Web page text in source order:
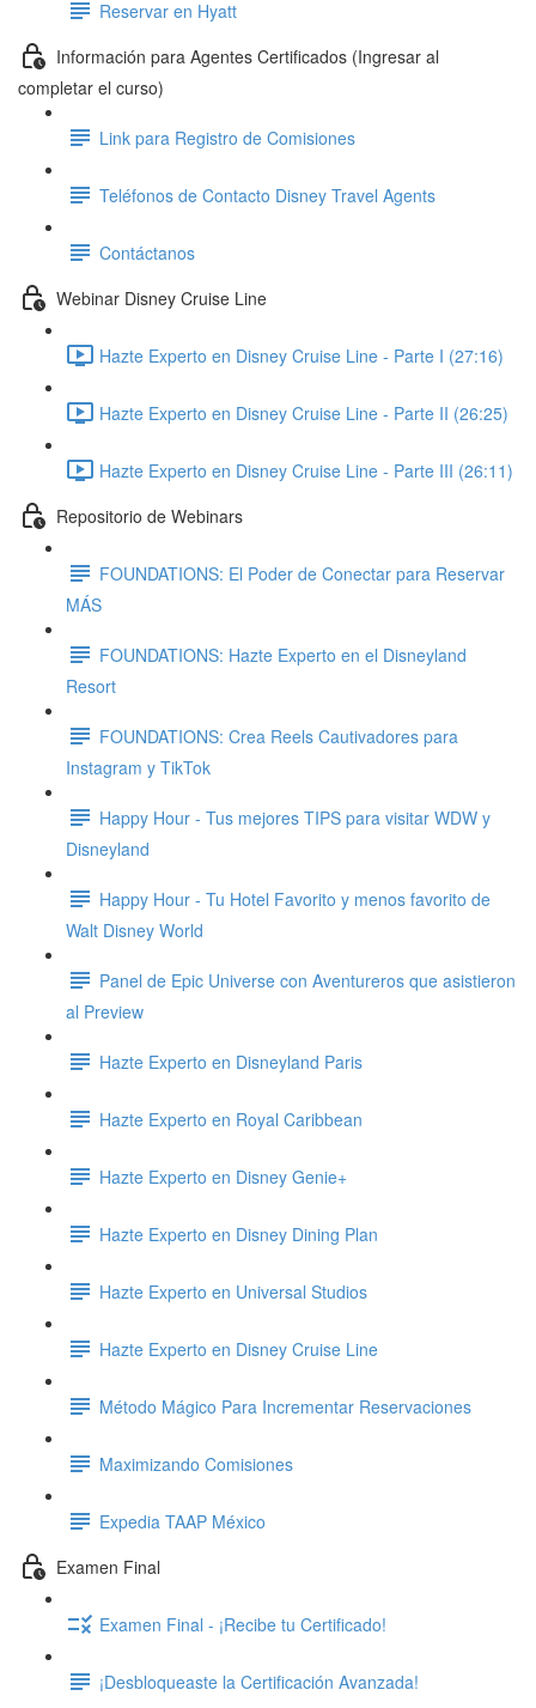
Reservar en Hyatt
Información para Agentes Certificados (Ingresar al
completar el curso)
Link para Registro de Comisiones
Teléfonos de Contacto Disney Travel Agents
Contáctanos
Webinar Disney Cruise Line
Hazte Experto en Disney Cruise Line - Parte I (27:16)
Hazte Experto en Disney Cruise Line - Parte II (26:25)
Hazte Experto en Disney Cruise Line - Parte III (26:11)
Repositorio de Webinars
FOUNDATIONS: El Poder de Conectar para Reservar
MÁS
FOUNDATIONS: Hazte Experto en el Disneyland
Resort
FOUNDATIONS: Crea Reels Cautivadores para
Instagram y TikTok
Happy Hour - Tus mejores TIPS para visitar WDW y
Disneyland
Happy Hour - Tu Hotel Favorito y menos favorito de
Walt Disney World
Panel de Epic Universe con Aventureros que asistieron
al Preview
Hazte Experto en Disneyland Paris
Hazte Experto en Royal Caribbean
Hazte Experto en Disney Genie+
Hazte Experto en Disney Dining Plan
Hazte Experto en Universal Studios
Hazte Experto en Disney Cruise Line
Método Mágico Para Incrementar Reservaciones
Maximizando Comisiones
Expedia TAAP México
Examen Final
Examen Final - ¡Recibe tu Certificado!
¡Desbloqueaste la Certificación Avanzada!